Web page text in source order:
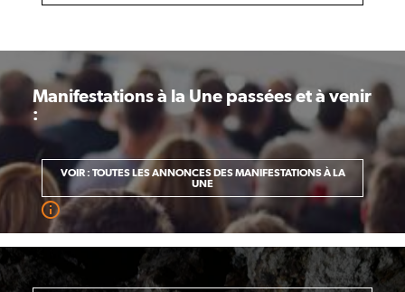
Manifestations à la Une passées et à venir
:
VOIR : TOUTES LES ANNONCES DES MANIFESTATIONS À LA
UNE